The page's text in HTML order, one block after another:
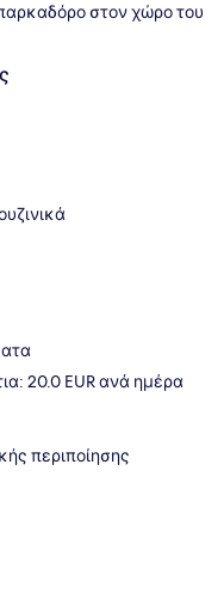
στον χώρο του
20.0 EUR ανά ημέρα
περιποίησης